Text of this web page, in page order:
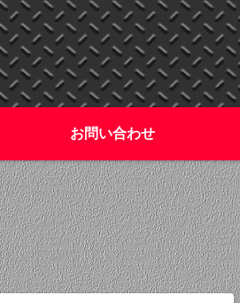
お問い合わせ